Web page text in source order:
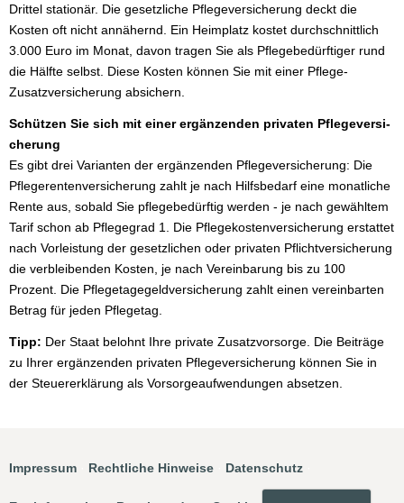
Drittel stationär. Die gesetzliche Pflege­ver­si­che­rung deckt die
Kosten oft nicht annähernd. Ein Heimplatz kostet durchschnittlich
3.000 Euro im Monat, davon tragen Sie als Pflegebedürftiger rund
die Hälfte selbst. Diese Kosten können Sie mit einer Pflege-
Zusatzversicherung absichern.
Schützen Sie sich mit einer ergänzenden privaten Pflege­ver­si­
che­rung
Es gibt drei Varianten der ergänzenden Pflege­ver­si­che­rung: Die
Pfle­ge­ren­tenversicherung zahlt je nach Hilfsbedarf eine monatliche
Rente aus, sobald Sie pflegebedürftig werden - je nach gewähltem
Tarif schon ab Pflegegrad 1. Die Pflegekostenversicherung erstattet
nach Vorleistung der gesetzlichen oder privaten Pflichtversicherung
die verbleibenden Kosten, je nach Vereinbarung bis zu 100
Prozent. Die Pflegetagegeldversicherung zahlt einen vereinbarten
Betrag für jeden Pflegetag.
Tipp: Der Staat belohnt Ihre private Zusatzvorsorge. Die Beiträge
zu Ihrer ergänzenden privaten Pflege­ver­si­che­rung können Sie in
der Steuererklärung als Vorsorgeaufwendungen absetzen.
Impressum Rechtliche Hinweise Datenschutz